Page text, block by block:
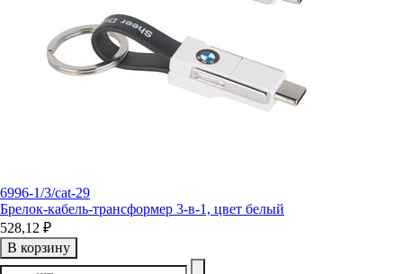
6996-1/3/cat-29
Брелок-кабель-трансформер 3-в-1, цвет белый
528,12 ₽
В корзину